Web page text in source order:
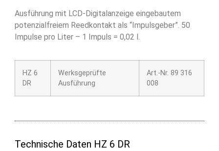
Ausführung mit LCD-Digitalanzeige eingebautem
potenzialfreiem Reedkontakt als “Impulsgeber”. 50
Impulse pro Liter – 1 Impuls = 0,02 l.
HZ 6
DR
Werksgeprüfte
Ausführung
Art.-Nr. 89 316
008
Technische Daten HZ 6 DR